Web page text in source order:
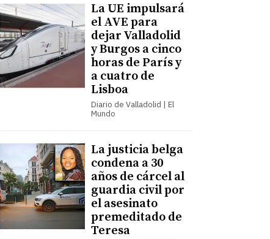
La UE impulsará
el AVE para
dejar Valladolid
y Burgos a cinco
horas de París y
a cuatro de
Lisboa
Diario de Valladolid | El
Mundo
La justicia belga
condena a 30
años de cárcel al
guardia civil por
el asesinato
premeditado de
Teresa